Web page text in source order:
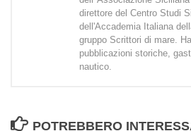
direttore del Centro Studi
dell'Accademia Italiana
gruppo Scrittori di mare.
pubblicazioni storiche,
nautico.
POTREBBERO